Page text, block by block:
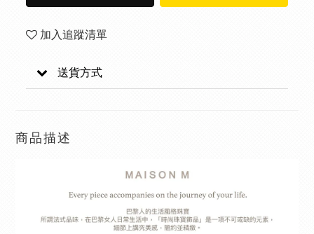
加入追蹤清單
送貨方式
商品描述